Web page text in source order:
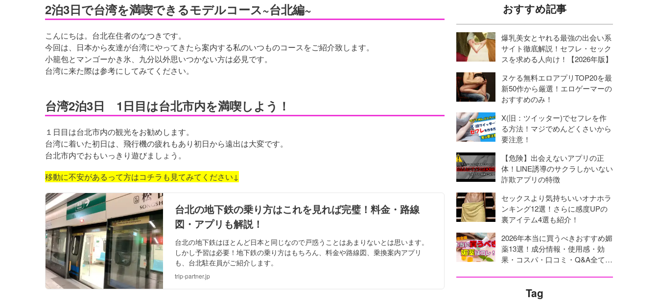
2泊3日で台湾を満喫できるモデルコース~台北編~
こんにちは。台北在住者のなつきです。
今回は、日本から友達が台湾にやってきたら案内する私のいつものコースをご紹介致します。
小籠包とマンゴーかき氷、九分以外思いつかない方は必見です。
台湾に来た際は参考にしてみてください。
台湾2泊3日 1日目は台北市内を満喫しよう！
１日目は台北市内の観光をお勧めします。
台湾に着いた初日は、飛行機の疲れもあり初日から遠出は大変です。
台北市内でおもいっきり遊びましょう。
移動に不安があるって方はコチラも見てみてください↓
台北の地下鉄の乗り方はこれを見れば完璧！料金・路線
図・アプリも解説！
台北の地下鉄はほとんど日本と同じなので戸惑うことはあまりないとは思います。
しかし予習は必要！地下鉄の乗り方はもちろん、料金や路線図、乗換案内アプリ
も、台北駐在員がご紹介します。
trip-partner.jp
おすすめ記事
爆乳美女とヤれる最強の出会い系
サイト徹底解説！セフレ・セック
スを求める人向け！【2026年版】
ヌケる無料エロアプリTOP20を最
新50作から厳選！エロゲーマーの
おすすめのみ！
X(旧：ツイッター)でセフレを作
る方法！マジでめんどくさいから
要注意！
【危険】出会えないアプリの正
体！LINE誘導のサクラしかいない
詐欺アプリの特徴
セックスより気持ちいいオナホラ
ンキング12選！さらに感度UPの
裏アイテム4選も紹介！
2026年本当に買うべきおすすめ媚
薬13選！成分情報・使用感・効
果・コスパ・口コミ・Q&A全てを
Tag